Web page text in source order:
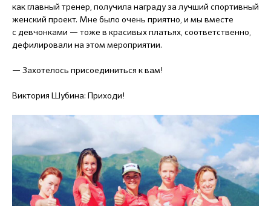
как главный тренер, получила награду за лучший спортивный
женский проект. Мне было очень приятно, и мы вместе
с девчонками — тоже в красивых платьях, соответственно,
дефилировали на этом мероприятии.
— Захотелось присоединиться к вам!
Виктория Шубина: Приходи!